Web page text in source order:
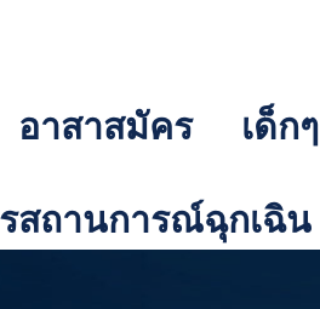
อาสาสมัคร
เด็กๆ
สถานการณ์ฉุกเฉิน